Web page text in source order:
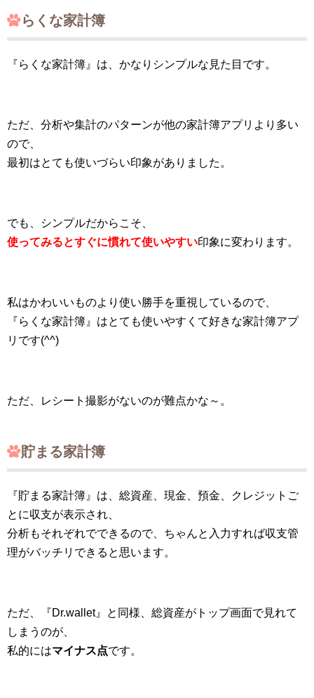
らくな家計簿
『らくな家計簿』は、かなりシンプルな見た目です。
ただ、分析や集計のパターンが他の家計簿アプリより多い
ので、
最初はとても使いづらい印象がありました。
でも、シンプルだからこそ、
使ってみるとすぐに慣れて使いやすい印象に変わります。
私はかわいいものより使い勝手を重視しているので、
『らくな家計簿』はとても使いやすくて好きな家計簿アプ
リです(^^)
ただ、レシート撮影がないのが難点かな～。
貯まる家計簿
『貯まる家計簿』は、総資産、現金、預金、クレジットご
とに収支が表示され、
分析もそれぞれでできるので、ちゃんと入力すれば収支管
理がバッチリできると思います。
ただ、『Dr.wallet』と同様、総資産がトップ画面で見れて
しまうのが、
私的にはマイナス点です。